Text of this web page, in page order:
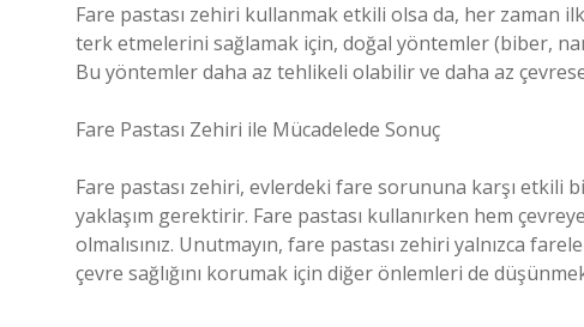
Fare pastası zehiri kullanmak etkili olsa da, her zaman
terk etmelerini sağlamak için, doğal yöntemler (biber,
Bu yöntemler daha az tehlikeli olabilir ve daha az
Fare Pastası Zehiri ile Mücadelede Sonuç
Fare pastası zehiri, evlerdeki fare sorununa karşı etkili
yaklaşım gerektirir. Fare pastası kullanırken hem
olmalısınız. Unutmayın, fare pastası zehiri yalnızca
çevre sağlığını korumak için diğer önlemleri de